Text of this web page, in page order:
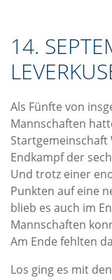
14.
Als Fünfte von
Mannschaften
Endkampf der
Und trotz einer
Punkten auf eine
blieb es auch im
Mannschaften
Am Ende fehlten
Los ging es mit